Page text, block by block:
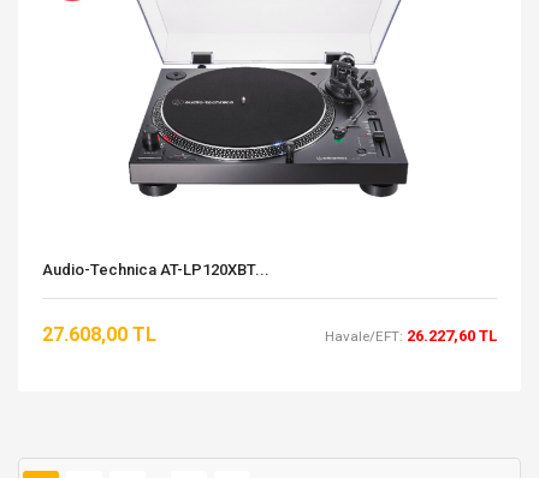
Audio-Technica AT-LP120XBT...
27.608,00 TL Havale/EFT: 26.227,60 TL